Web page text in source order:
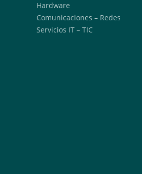
Hardware
Comunicaciones – Redes
Servicios IT – TIC